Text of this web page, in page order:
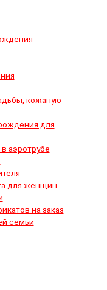
кожаную
для
аэротрубе
для женщин
на заказ
семьи